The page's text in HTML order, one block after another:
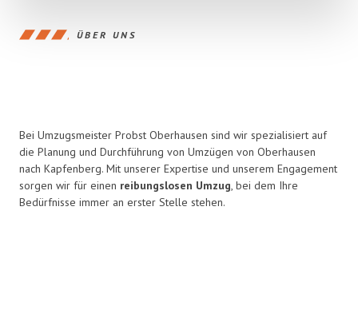
ÜBER UNS
Bei Umzugsmeister Probst Oberhausen sind wir spezialisiert auf
die Planung und Durchführung von Umzügen von Oberhausen
nach Kapfenberg. Mit unserer Expertise und unserem Engagement
sorgen wir für einen reibungslosen Umzug, bei dem Ihre
Bedürfnisse immer an erster Stelle stehen.